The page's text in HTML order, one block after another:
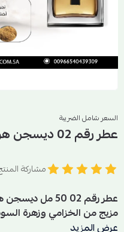
السعر شامل الضريبة
عطر رقم 02 ديسجن هومي
مشاركة
عطر رقم 02 50 مل ديسجن هومي
مزيج من الخزامي وزهرة
تصنع حولك هالة عطرية
عرض المزيد